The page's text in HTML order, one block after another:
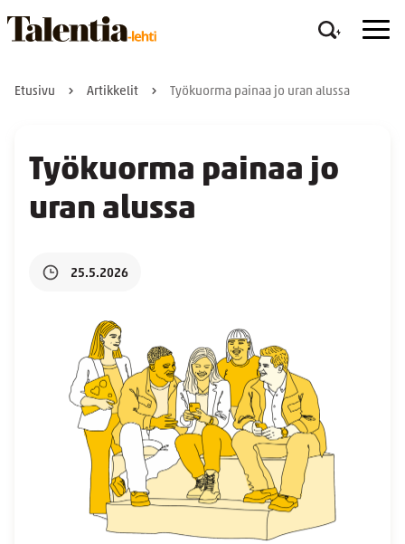
Etusivu Artikkelit Työkuorma painaa jo uran alussa
Työkuorma painaa jo
uran alussa
25.5.2026